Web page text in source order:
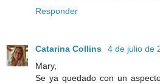
Responder
Catarina Collins
4 de julio de
Mary,
Se ya quedado con un